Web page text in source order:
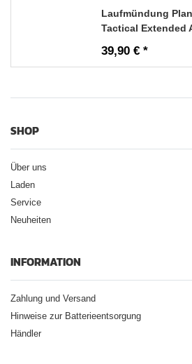
Laufmündung
Tactical Extended
39,90 € *
SHOP
Über uns
Laden
Service
Neuheiten
INFORMATION
Zahlung und Versand
Hinweise zur Batterieentsorgung
Händler